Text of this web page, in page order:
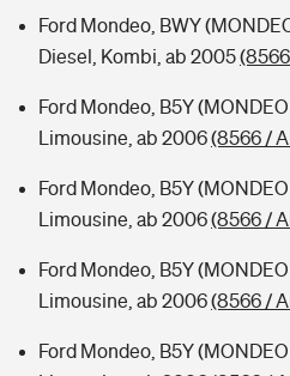
Ford Mondeo, BWY
Diesel, Kombi, ab 2005
Ford Mondeo, B5Y
Limousine, ab 2006(8566 /
Ford Mondeo, B5Y (MONDEO
Limousine, ab 2006(8566 /
Ford Mondeo, B5Y
Limousine, ab 2006(8566 /
Ford Mondeo, B5Y